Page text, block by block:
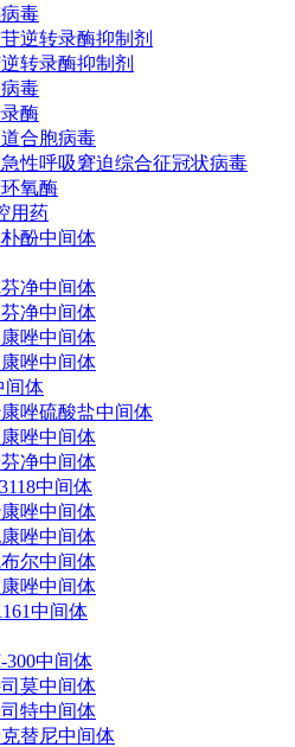
毒
逆转录酶抑制剂
转录酶抑制剂
毒
酶
合胞病毒
性呼吸窘迫综合征冠状病毒
氧酶
用药
酚中间体
净中间体
净中间体
唑中间体
唑中间体
间体
唑硫酸盐中间体
唑中间体
净中间体
中间体
唑中间体
唑中间体
尔中间体
唑中间体
中间体
300中间体
莫中间体
特中间体
替尼中间体